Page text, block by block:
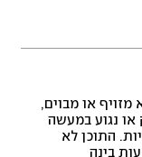
או מבוים,
או נגוע במעשה
התוכן לא
בינה